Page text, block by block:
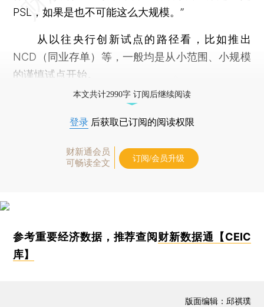
PSL，如果是也不可能这么大规模。”
从以往央行创新试点的路径看，比如推出
NCD（同业存单）等，一般均是从小范围、小规模
的谨慎试点开始。
本文共计2990字 订阅后继续阅读
登录 后获取已订阅的阅读权限
财新通会员
可畅读全文
订阅/会员升级
参考重要经济数据，推荐查阅财新数据通【CEIC
库】
版面编辑：邱祺璞